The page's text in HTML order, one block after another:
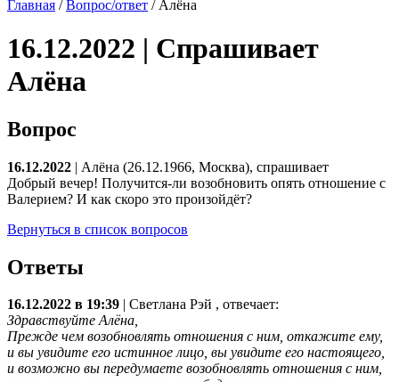
Главная /Вопрос/ответ / Алёна
16.12.2022 | Спрашивает
Алёна
Вопрос
16.12.2022 | Алёна (26.12.1966, Москва), спрашивает
Добрый вечер! Получится-ли возобновить опять отношение с
Валерием? И как скоро это произойдёт?
Вернуться в список вопросов
Ответы
16.12.2022 в 19:39 Светлана Рэй , отвечает:
Здравствуйте Алёна,
Прежде чем возобновлять отношения с ним, откажите ему,
и вы увидите его истинное лицо, вы увидите его настоящего,
и возможно вы передумаете возобновлять отношения с ним,